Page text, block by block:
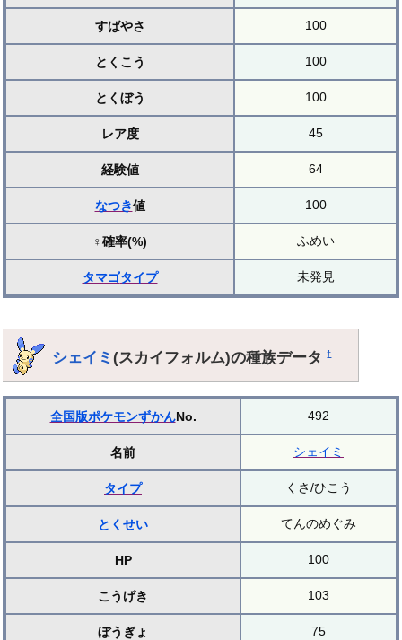
すばやさ 100
とくこう 100
とくぼう 100
レア度 45
経験値 64
なつき値 100
♀確率(%) ふめい
タマゴタイプ 未発見
シェイミ(スカイフォルム)の種族データ†
全国版ポケモンずかんNo. 492
名前 シェイミ
タイプ くさ/ひこう
とくせい てんのめぐみ
HP 100
こうげき 103
ぼうぎょ 75